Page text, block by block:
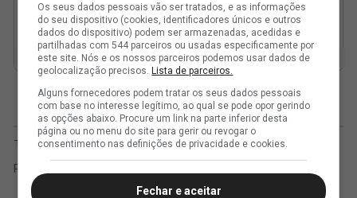
Os seus dados pessoais vão ser tratados, e as informações
do seu dispositivo (cookies, identificadores únicos e outros
dados do dispositivo) podem ser armazenadas, acedidas e
partilhadas com 544 parceiros ou usadas especificamente por
este site. Nós e os nossos parceiros podemos usar dados de
geolocalização precisos.Lista de parceiros.
Alguns fornecedores podem tratar os seus dados pessoais
com base no interesse legítimo, ao qual se pode opor gerindo
as opções abaixo. Procure um link na parte inferior desta
página ou no menu do site para gerir ou revogar o
consentimento nas definições de privacidade e cookies.
Fechar e aceitar